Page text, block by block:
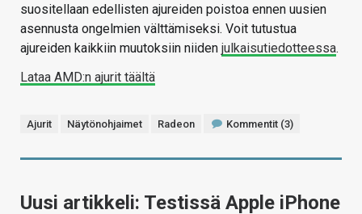
suositellaan edellisten ajureiden poistoa ennen uusien
asennusta ongelmien välttämiseksi. Voit tutustua
ajureiden kaikkiin muutoksiin niiden julkaisutiedotteessa.
Lataa AMD:n ajurit täältä
Ajurit Näytönohjaimet Radeon Kommentit (3)
Uusi artikkeli: Testissä Apple iPhone